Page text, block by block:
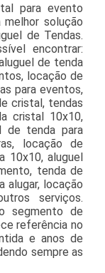
para evento
solução
de Tendas.
encontrar:
de tenda
locação de
para eventos,
cristal, tendas
cristal 10x10,
de tenda para
locação de
10x10, aluguel
tenda de
alugar, locação
serviços.
segmento de
referência no
e anos de
sempre as